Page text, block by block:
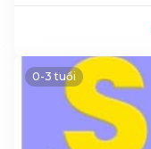
0-3 tuổi